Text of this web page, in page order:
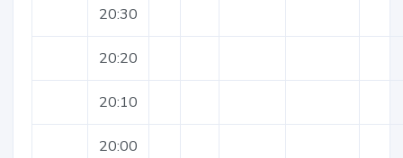
20:30
20:20
20:10
20:00